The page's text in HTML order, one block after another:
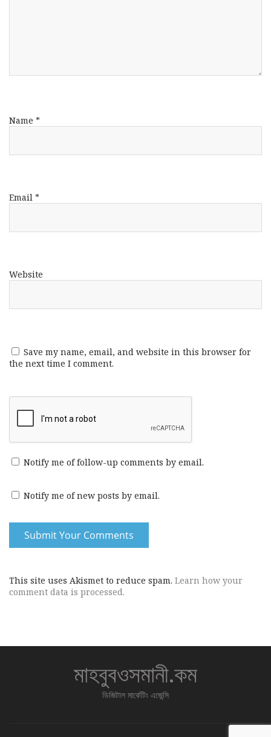
Name *
Email *
Website
Save my name, email, and website in this browser for
the next time I comment.
Notify me of follow-up comments by email.
Notify me of new posts by email.
This site uses Akismet to reduce spam. Learn how your
comment data is processed.
মাহবুবওসমানী.কম
ডিজিটাল মার্কেটিং এজেন্সি